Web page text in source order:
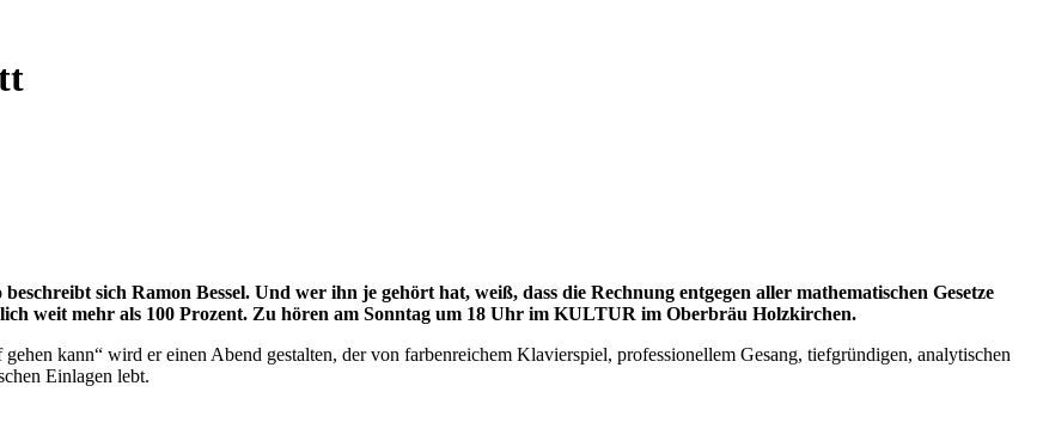
sich Ramon Bessel. Und wer ihn je gehört hat, weiß, dass die Rechnung entgegen aller mathematischen Gesetze
weit mehr als 100 Prozent. Zu hören am Sonntag um 18 Uhr im KULTUR im Oberbräu Holzkirchen.
kann“ wird er einen Abend gestalten, der von farbenreichem Klavierspiel, professionellem Gesang, tiefgründigen, analytischen
Einlagen lebt.